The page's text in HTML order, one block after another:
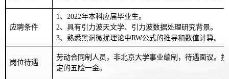
应聘条件
1 、 2022年本科应届毕业生。
2、具有引力波天文学、引力波数据处理研究背景。
3、熟悉黑洞微扰理论中RW公式的推导和数值计算。
岗位待遇
劳动合同制人员，非北京大学事业编制，待遇面议。
定的五险一金。